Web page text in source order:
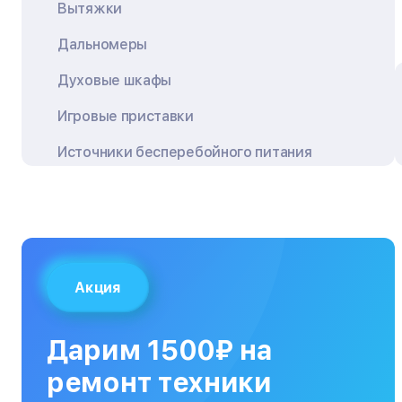
Вытяжки
Дальномеры
Духовые шкафы
Игровые приставки
Источники бесперебойного питания
Кофемашины
Кухонные плиты
МФУ
Акция
Дарим 1500₽ на
ремонт техники